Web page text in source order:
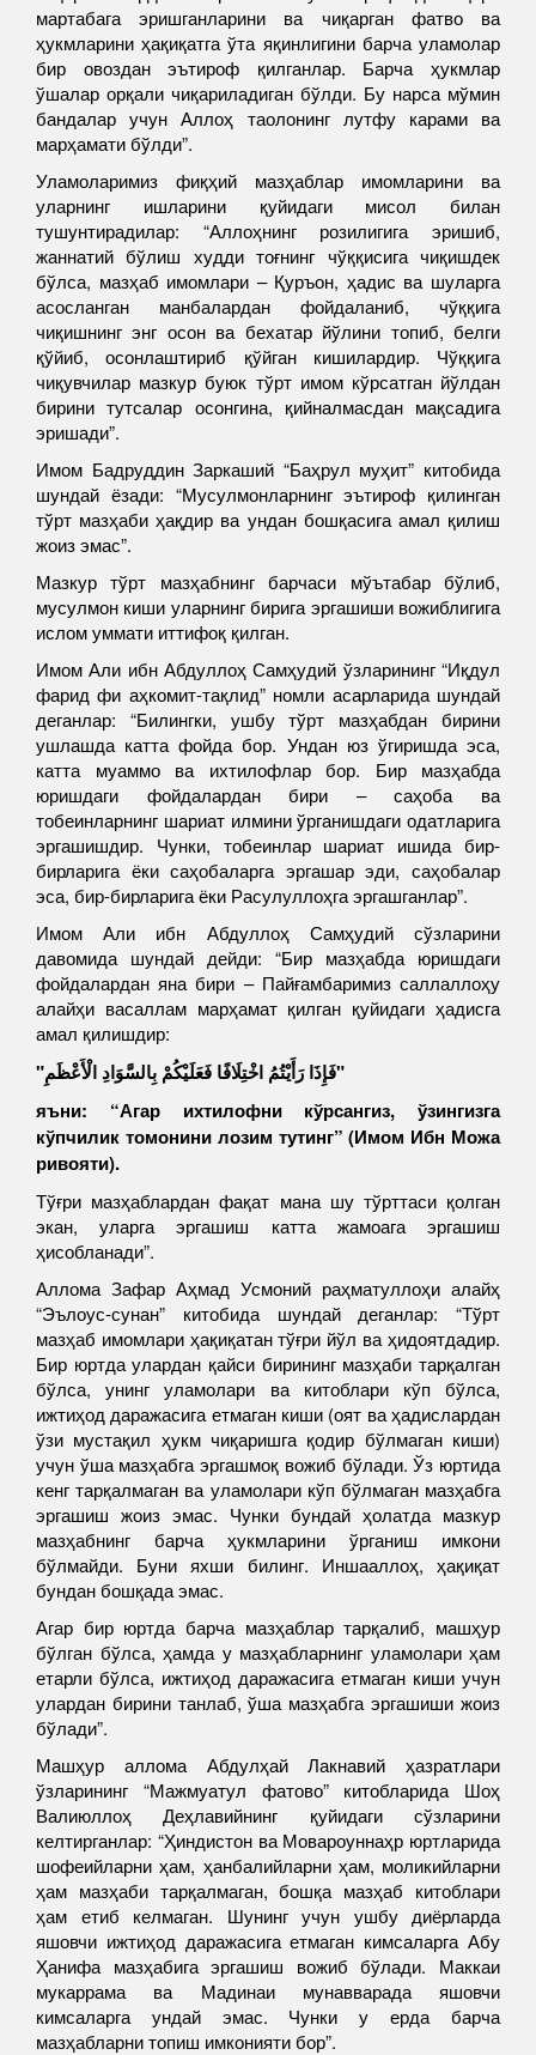
мартабага эришганларини ва чиқарган фатво ва
ҳукмларини ҳақиқатга ўта яқинлигини барча уламолар
бир овоздан эътироф қилганлар. Барча ҳукмлар
ўшалар орқали чиқариладиган бўлди. Бу нарса мўмин
бандалар учун Аллоҳ таолонинг лутфу карами ва
марҳамати бўлди”.
Уламоларимиз фиқҳий мазҳаблар имомларини ва
уларнинг ишларини қуйидаги мисол билан
тушунтирадилар: “Аллоҳнинг розилигига эришиб,
жаннатий бўлиш худди тоғнинг чўққисига чиқишдек
бўлса, мазҳаб имомлари – Қуръон, ҳадис ва шуларга
асосланган манбалардан фойдаланиб, чўққига
чиқишнинг энг осон ва бехатар йўлини топиб, белги
қўйиб, осонлаштириб қўйган кишилардир. Чўққига
чиқувчилар мазкур буюк тўрт имом кўрсатган йўлдан
бирини тутсалар осонгина, қийналмасдан мақсадига
эришади”.
Имом Бадруддин Заркаший “Баҳрул муҳит” китобида
шундай ёзади: “Мусулмонларнинг эътироф қилинган
тўрт мазҳаби ҳақдир ва ундан бошқасига амал қилиш
жоиз эмас”.
Мазкур тўрт мазҳабнинг барчаси мўътабар бўлиб,
мусулмон киши уларнинг бирига эргашиши вожиблигига
ислом уммати иттифоқ қилган.
Имом Али ибн Абдуллоҳ Самҳудий ўзларининг “Иқдул
фарид фи аҳкомит-тақлид” номли асарларида шундай
деганлар: “Билингки, ушбу тўрт мазҳабдан бирини
ушлашда катта фойда бор. Ундан юз ўгиришда эса,
катта муаммо ва ихтилофлар бор. Бир мазҳабда
юришдаги фойдалардан бири – саҳоба ва
тобеинларнинг шариат илмини ўрганишдаги одатларига
эргашишдир. Чунки, тобеинлар шариат ишида бир-
бирларига ёки саҳобаларга эргашар эди, саҳобалар
эса, бир-бирларига ёки Расулуллоҳга эргашганлар”.
Имом Али ибн Абдуллоҳ Самҳудий сўзларини
давомида шундай дейди: “Бир мазҳабда юришдаги
фойдалардан яна бири – Пайғамбаримиз саллаллоҳу
алайҳи васаллам марҳамат қилган қуйидаги ҳадисга
амал қилишдир:
"فَإِذَا رَأَيْتُمُ اخْتِلَافًا فَعَلَيْكُمْ بِالسَّوَادِ الْأَعْظَمِ"
яъни: “Агар ихтилофни кўрсангиз, ўзингизга
кўпчилик томонини лозим тутинг” (Имом Ибн Можа
ривояти).
Тўғри мазҳаблардан фақат мана шу тўрттаси қолган
экан, уларга эргашиш катта жамоага эргашиш
ҳисобланади”.
Аллома Зафар Аҳмад Усмоний раҳматуллоҳи алайҳ
“Эълоус-сунан” китобида шундай деганлар: “Тўрт
мазҳаб имомлари ҳақиқатан тўғри йўл ва ҳидоятдадир.
Бир юртда улардан қайси бирининг мазҳаби тарқалган
бўлса, унинг уламолари ва китоблари кўп бўлса,
ижтиҳод даражасига етмаган киши (оят ва ҳадислардан
ўзи мустақил ҳукм чиқаришга қодир бўлмаган киши)
учун ўша мазҳабга эргашмоқ вожиб бўлади. Ўз юртида
кенг тарқалмаган ва уламолари кўп бўлмаган мазҳабга
эргашиш жоиз эмас. Чунки бундай ҳолатда мазкур
мазҳабнинг барча ҳукмларини ўрганиш имкони
бўлмайди. Буни яхши билинг. Иншааллоҳ, ҳақиқат
бундан бошқада эмас.
Агар бир юртда барча мазҳаблар тарқалиб, машҳур
бўлган бўлса, ҳамда у мазҳабларнинг уламолари ҳам
етарли бўлса, ижтиҳод даражасига етмаган киши учун
улардан бирини танлаб, ўша мазҳабга эргашиши жоиз
бўлади”.
Машҳур аллома Абдулҳай Лакнавий ҳазратлари
ўзларининг “Мажмуатул фатово” китобларида Шоҳ
Валиюллоҳ Деҳлавийнинг қуйидаги сўзларини
келтирганлар: “Ҳиндистон ва Мовароуннаҳр юртларида
шофеийларни ҳам, ҳанбалийларни ҳам, моликийларни
ҳам мазҳаби тарқалмаган, бошқа мазҳаб китоблари
ҳам етиб келмаган. Шунинг учун ушбу диёрларда
яшовчи ижтиҳод даражасига етмаган кимсаларга Абу
Ҳанифа мазҳабига эргашиш вожиб бўлади. Маккаи
мукаррама ва Мадинаи мунавварада яшовчи
кимсаларга ундай эмас. Чунки у ерда барча
мазҳабларни топиш имконияти бор”.